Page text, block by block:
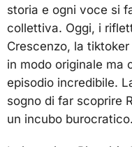
storia e ogni voce si
collettiva. Oggi, i
Crescenzo, la
in modo originale ma
episodio incredibile.
sogno di far scoprire
un incubo burocratico.